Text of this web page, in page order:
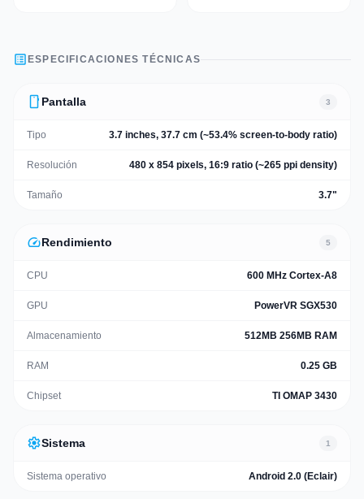
list_alt ESPECIFICACIONES TÉCNICAS
smartphone Pantalla 3
Tipo 3.7 inches, 37.7 cm (~53.4% screen-to-body ratio)
Resolución 480 x 854 pixels, 16:9 ratio (~265 ppi density)
Tamaño 3.7"
speedRendimiento 5
CPU 600 MHz Cortex-A8
GPU PowerVR SGX530
Almacenamiento 512MB 256MB RAM
RAM 0.25 GB
Chipset TI OMAP 3430
settingsSistema 1
Sistema operativo Android 2.0 (Eclair)